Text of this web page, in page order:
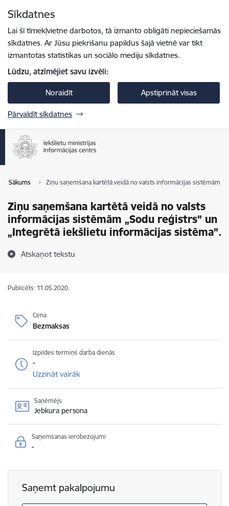
Sīkdatnes
Lai šī tīmekļvietne darbotos, tā izmanto obligāti nepieciešamās
sīkdatnes. Ar Jūsu piekrišanu papildus šajā vietnē var tikt
izmantotas statistikas un sociālo mediju sīkdatnes.
Lūdzu, atzīmējiet savu izvēli:
Noraidīt Apstiprināt visas
Pārvaldīt sīkdatnes
Sākums Ziņu saņemšana kartētā veidā no valsts informācijas sistēmām
Ziņu saņemšana kartētā veidā no valsts
informācijas sistēmām „Sodu reģistrs” un
„Integrētā iekšlietu informācijas sistēma”.
Atskaņot tekstu
Publicēts: 11.05.2020.
Cena
Bezmaksas
Izpildes termiņš darba dienās
-
Uzzināt vairāk
Saņēmējs
Jebkura persona
Saņemšanas ierobežojumi
-
Saņemt pakalpojumu